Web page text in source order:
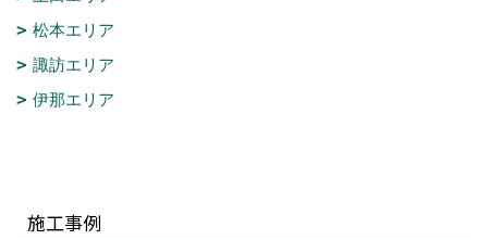
松本エリア
諏訪エリア
伊那エリア
施工事例